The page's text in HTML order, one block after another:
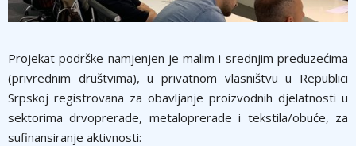
Projekat podrške namjenjen je malim i srednjim preduzećima
(privrednim društvima), u privatnom vlasništvu u Republici
Srpskoj registrovana za obavljanje proizvodnih djelatnosti u
sektorima drvoprerade, metaloprerade i tekstila/obuće, za
sufinansiranje aktivnosti: